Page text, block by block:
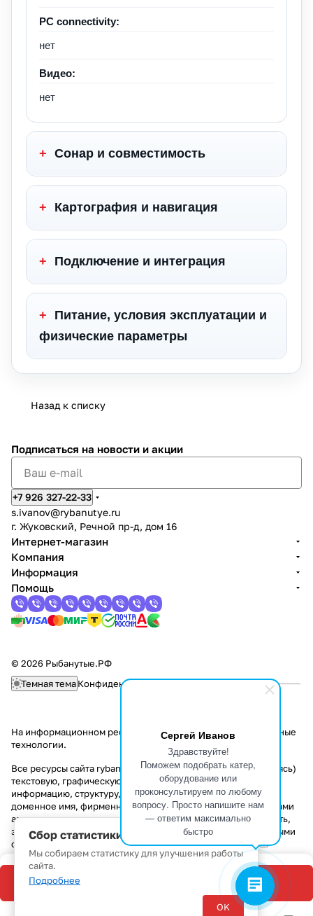
Сергей Иванов
Здравствуйте!
Поможем подобрать катер,
оборудование или
проконсультируем по любому
вопросу. Просто напишите нам
— ответим максимально
быстро
PC connectivity:
нет
Видео:
нет
+ Сонар и совместимость
+ Картография и навигация
+ Подключение и интеграция
+
Питание, условия эксплуатации и
физические параметры
Назад к списку
Подписаться на новости и акции
+7 926 327-22-33
s.ivanov@rybanutye.ru
г. Жуковский, Речной пр-д, дом 16
Интернет-магазин
Компания
Информация
Помощь
© 2026 Рыбанутые.РФ
Сбор статистики
Мы собираем статистику для улучшения работы
сайта.
Подробнее
OK
Темная темаКонфиденциальностьОферта
На информационном ресурсе применяютсярекомендательные
технологии.
Все ресурсы сайта rybanutye.ru, включая (но не ограничиваясь)
текстовую, графическую, фотографическую и видео
информацию, структуру, дизайн и оформление страниц,
доменное имя, фирменное наименование являются объектами
авторского права и прав на интеллектуальную собственность,
защищены российским законодательством и международными
соглашениями об охране авторских прав.Читать далее